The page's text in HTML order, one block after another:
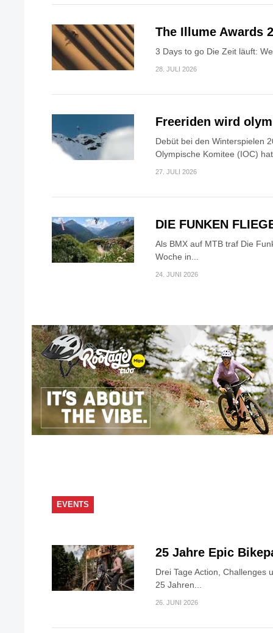
The Illume Awards
3 Days to go Die Zeit läuft:
28. JULI 2026
Freeriden wird
Debüt bei den Winterspielen
Olympische Komitee (IOC)
27. JULI 2026
DIE FUNKEN
Als BMX auf MTB traf Die
Woche in...
24. JUNI 2026
EVENTS
25 Jahre Epic
Drei Tage Action, Challenges
25 Jahren...
26. JUNI 2026